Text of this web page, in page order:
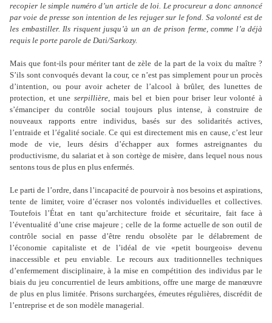
recopier le simple numéro d’un article de loi. Le procureur a donc annoncé
par voie de presse son intention de les rejuger sur le fond. Sa volonté est de
les embastiller. Ils risquent jusqu ’à un an de prison ferme, comme l’a déjà
requis le porte parole de Dati/Sarkozy.
Mais que font-ils pour mériter tant de zèle de la part de la voix du maître ?
S’ils sont convoqués devant la cour, ce n’est pas simplement pour un procès
d’intention, ou pour avoir acheter de l’alcool à brûler, des lunettes de
protection, et une serpillière, mais bel et bien pour briser leur volonté à
s’émanciper du contrôle social toujours plus intense, à construire de
nouveaux rapports entre individus, basés sur des solidarités actives,
l’entraide et l’égalité sociale. Ce qui est directement mis en cause, c’est leur
mode de vie, leurs désirs d’échapper aux formes astreignantes du
productivisme, du salariat et à son cortège de misère, dans lequel nous nous
sentons tous de plus en plus enfermés.
Le parti de l’ordre, dans l’incapacité de pourvoir à nos besoins et aspirations,
tente de limiter, voire d’écraser nos volontés individuelles et collectives.
Toutefois l’État en tant qu’architecture froide et sécuritaire, fait face à
l’éventualité d’une crise majeure ; celle de la forme actuelle de son outil de
contrôle social en passe d’être rendu obsolète par le délabrement de
l’économie capitaliste et de l’idéal de vie «petit bourgeois» devenu
inaccessible et peu enviable. Le recours aux traditionnelles techniques
d’enfermement disciplinaire, à la mise en compétition des individus par le
biais du jeu concurrentiel de leurs ambitions, offre une marge de manœuvre
de plus en plus limitée. Prisons surchargées, émeutes régulières, discrédit de
l’entreprise et de son modèle managerial.